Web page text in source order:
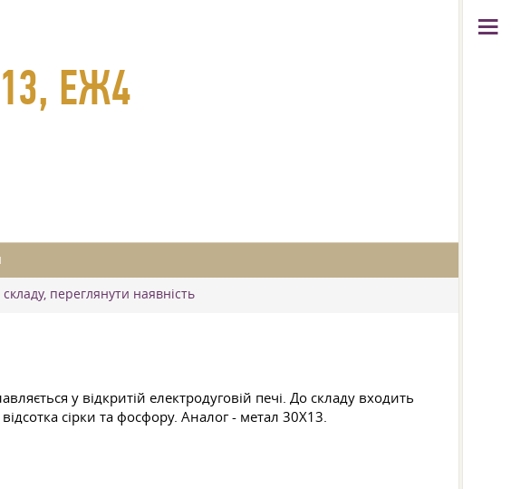
ЕЖ4
складу, переглянути наявність
у відкритій електродуговій печі. До складу входить
сірки та фосфору. Аналог - метал 30Х13.